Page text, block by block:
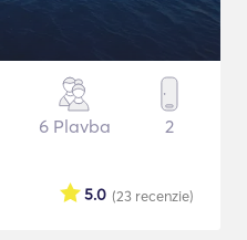
6 Plavba 2
(23 recenzie)
5.0